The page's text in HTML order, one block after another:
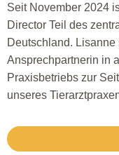
Seit November 2024
Director Teil des
Deutschland.
Ansprechpartnerin in
Praxisbetriebs zur
unseres